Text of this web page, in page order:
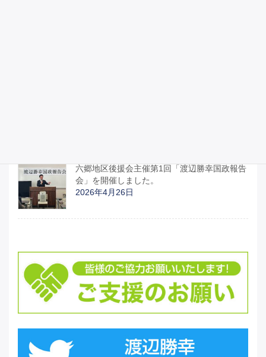
六郷地区後援会主催第1回「渡辺勝幸国政報告
会」を開催しました。
2026年4月26日